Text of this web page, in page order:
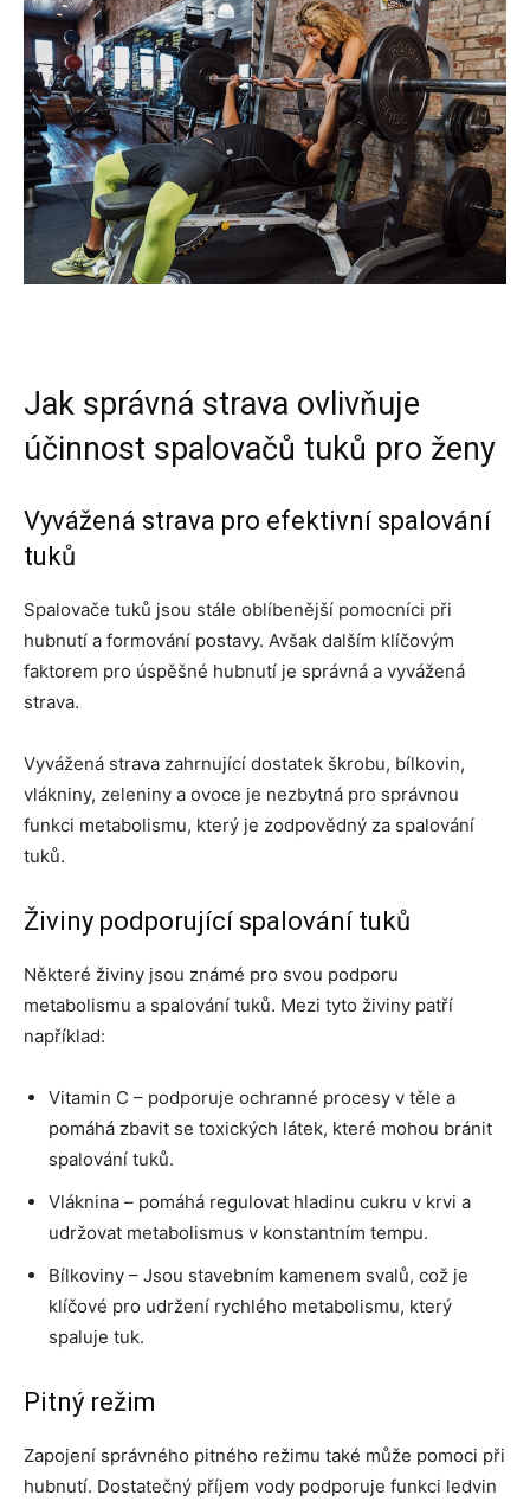
Jak správná strava ovlivňuje
účinnost spalovačů tuků pro ženy
Vyvážená strava pro efektivní spalování
tuků
Spalovače tuků jsou stále oblíbenější pomocníci při
hubnutí a formování postavy. Avšak dalším klíčovým
faktorem pro úspěšné hubnutí je správná a vyvážená
strava.
Vyvážená strava zahrnující dostatek škrobu, bílkovin,
vlákniny, zeleniny a ovoce je nezbytná pro správnou
funkci metabolismu, který je zodpovědný za spalování
tuků.
Živiny podporující spalování tuků
Některé živiny jsou známé pro svou podporu
metabolismu a spalování tuků. Mezi tyto živiny patří
například:
Vitamin C – podporuje ochranné procesy v těle a
pomáhá zbavit se toxických látek, které mohou bránit
spalování tuků.
Vláknina – pomáhá regulovat hladinu cukru v krvi a
udržovat metabolismus v konstantním tempu.
Bílkoviny – Jsou stavebním kamenem svalů, což je
klíčové pro udržení rychlého metabolismu, který
spaluje tuk.
Pitný režim
Zapojení správného pitného režimu také může pomoci při
hubnutí. Dostatečný příjem vody podporuje funkci ledvin